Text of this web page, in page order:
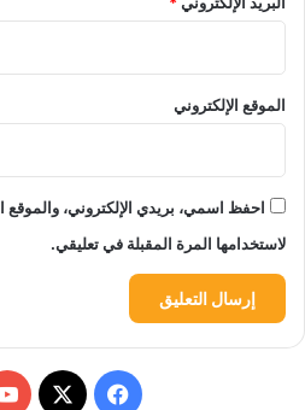
الموقع الإلكتروني
احفظ اسمي، بريدي الإلكتروني، والموقع
لاستخدامها المرة المقبلة في تعليقي.
فيسبوك
‫X